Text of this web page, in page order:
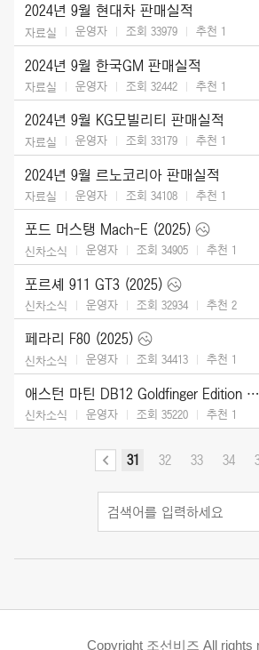
2024년 9월 현대차 판매실적
자료실 운영자 조회 33979 추천 1
2024년 9월 한국GM 판매실적
자료실 운영자 조회 32442 추천 1
2024년 9월 KG모빌리티 판매실적
자료실 운영자 조회 33179 추천 1
2024년 9월 르노코리아 판매실적
자료실 운영자 조회 34108 추천 1
포드 머스탱 Mach-E (2025)
신차소식 운영자 조회 34905 추천 1
포르셰 911 GT3 (2025)
신차소식 운영자 조회 32934 추천 2
페라리 F80 (2025)
신차소식 운영자 조회 34413 추천 1
애스턴 마틴 DB12 Goldfinger Edition (2025)
신차소식 운영자 조회 35220 추천 1
31 32 33 34
Copyright 조선비즈 All rights